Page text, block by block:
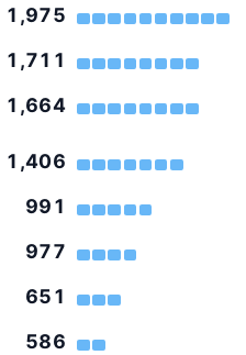
1,975
1,711
1,664
1,406
991
977
651
586